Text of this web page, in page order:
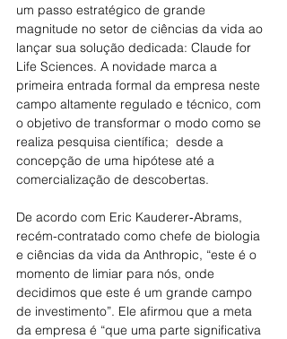
um passo estratégico de grande
magnitude no setor de ciências da vida ao
lançar sua solução dedicada: Claude for
Life Sciences. A novidade marca a
primeira entrada formal da empresa neste
campo altamente regulado e técnico, com
o objetivo de transformar o modo como se
realiza pesquisa científica;  desde a
concepção de uma hipótese até a
comercialização de descobertas.
De acordo com Eric Kauderer‑Abrams,
recém-contratado como chefe de biologia
e ciências da vida da Anthropic, “este é o
momento de limiar para nós, onde
decidimos que este é um grande campo
de investimento”. Ele afirmou que a meta
da empresa é “que uma parte significativa